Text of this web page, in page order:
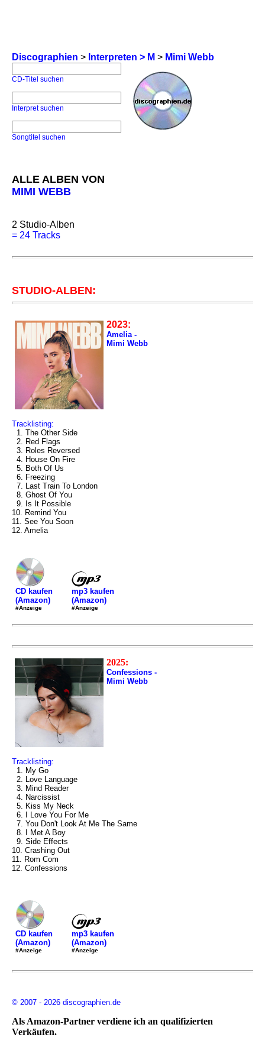
Discographien > Interpreten > M > Mimi Webb
CD-Titel suchen
Interpret suchen
Songtitel suchen
ALLE ALBEN VON
MIMI WEBB
2 Studio-Alben
= 24 Tracks
STUDIO-ALBEN:
2023:
Amelia -
Mimi Webb
Tracklisting:
1. The Other Side
2. Red Flags
3. Roles Reversed
4. House On Fire
5. Both Of Us
6. Freezing
7. Last Train To London
8. Ghost Of You
9. Is It Possible
10. Remind You
11. See You Soon
12. Amelia
CD kaufen
(Amazon)
#Anzeige
mp3 kaufen
(Amazon)
#Anzeige
2025:
Confessions -
Mimi Webb
Tracklisting:
1. My Go
2. Love Language
3. Mind Reader
4. Narcissist
5. Kiss My Neck
6. I Love You For Me
7. You Don't Look At Me The Same
8. I Met A Boy
9. Side Effects
10. Crashing Out
11. Rom Com
12. Confessions
CD kaufen
(Amazon)
#Anzeige
mp3 kaufen
(Amazon)
#Anzeige
© 2007 - 2026 discographien.de
Als Amazon-Partner verdiene ich an qualifizierten
Verkäufen.